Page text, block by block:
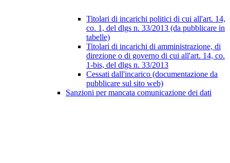
Titolari di incarichi politici di cui all'art. 14,
co. 1, del dlgs n. 33/2013 (da pubblicare in
tabelle)
Titolari di incarichi di amministrazione, di
direzione o di governo di cui all'art. 14, co.
1-bis, del dlgs n. 33/2013
Cessati dall'incarico (documentazione da
pubblicare sul sito web)
Sanzioni per mancata comunicazione dei dati